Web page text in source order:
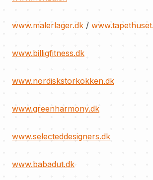
www.malerlager.dk /
www.billigfitness.dk
www.nordiskstorkokken.dk
www.greenharmony.dk
www.selecteddesigners.dk
www.babadut.dk